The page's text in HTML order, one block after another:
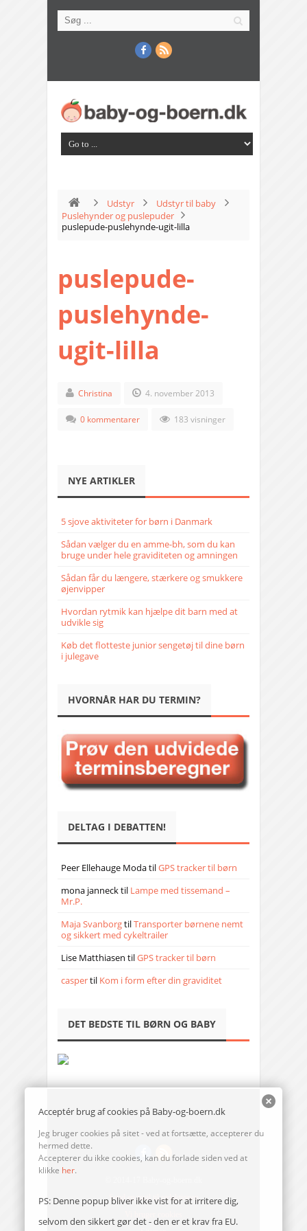
Udstyr
Udstyr til baby
Puslehynder og puslepuder
puslepude-puslehynde-ugit-lilla
puslepude-
puslehynde-
ugit-lilla
Christina 4. november 2013
0 kommentarer 183 visninger
NYE ARTIKLER
5 sjove aktiviteter for børn i Danmark
Sådan vælger du en amme-bh, som du kan
bruge under hele graviditeten og amningen
Sådan får du længere, stærkere og smukkere
øjenvipper
Hvordan rytmik kan hjælpe dit barn med at
udvikle sig
Køb det flotteste junior sengetøj til dine børn
i julegave
HVORNÅR HAR DU TERMIN?
DELTAG I DEBATTEN!
Peer Ellehauge ModatilGPS tracker til børn
mona jannecktil Lampe med tissemand –
Mr.P.
Maja SvanborgtilTransporter børnene nemt
og sikkert med cykeltrailer
Lise Matthiasen tilGPS tracker til børn
caspertil Kom i form efter din graviditet
DET BEDSTE TIL BØRN OG BABY
Send en mail til redaktionen
Acceptér brug af cookies på Baby-og-boern.dk
Jeg bruger cookies på sitet - ved at fortsætte, accepterer du
hermed dette.
Accepterer du ikke cookies, kan du forlade siden ved at
klikke her.
PS: Denne popup bliver ikke vist for at irritere dig,
selvom den sikkert gør det - den er et krav fra EU.